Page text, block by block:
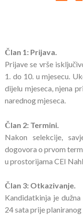
Član 1: Prijava.
Prijave se vrše
1. do 10. u mjesecu.
dijelu mjeseca, njena
narednog mjeseca.
Član 2: Termini.
Nakon selekcije,
dogovora o prvom
u prostorijama CEI
Član 3: Otkazivanje.
Kandidatkinja je
24 sata prije planiranog